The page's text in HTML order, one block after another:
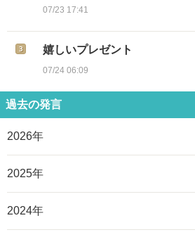
07/23 17:41
嬉しいプレゼント
07/24 06:09
過去の発言
2026年
2025年
2024年